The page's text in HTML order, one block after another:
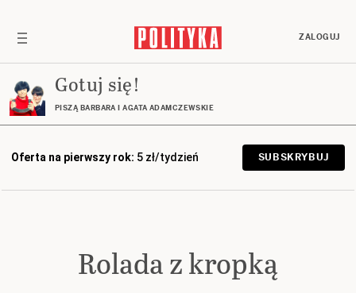
ZALOGUJ
Gotuj się!
PISZĄ BARBARA I AGATA ADAMCZEWSKIE
Oferta na pierwszy rok: 5 zł/tydzień SUBSKRYBUJ
Rolada z kropką